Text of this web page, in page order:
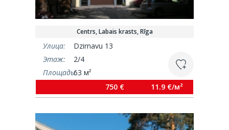
Centrs, Labais krasts, Rīga
Улица:
Dzirnavu 13
Этаж:
2/4
Площадь:63 м²
750 €
11.9 €/м²